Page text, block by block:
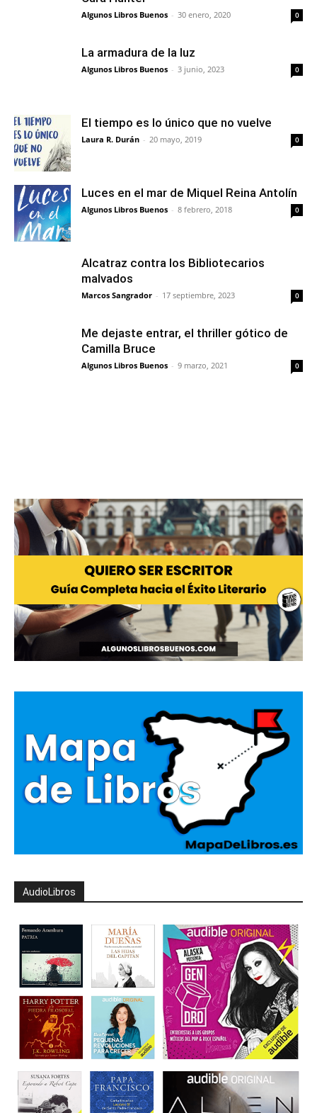
Algunos Libros Buenos - 30 enero, 2020 0
La armadura de la luz
Algunos Libros Buenos - 3 junio, 2023 0
El tiempo es lo único que no vuelve
Laura R. Durán - 20 mayo, 2019 0
Luces en el mar de Miquel Reina Antolín
Algunos Libros Buenos - 8 febrero, 2018 0
Alcatraz contra los Bibliotecarios
malvados
Marcos Sangrador - 17 septiembre, 2023 0
Me dejaste entrar, el thriller gótico de
Camilla Bruce
Algunos Libros Buenos - 9 marzo, 2021 0
AudioLibros